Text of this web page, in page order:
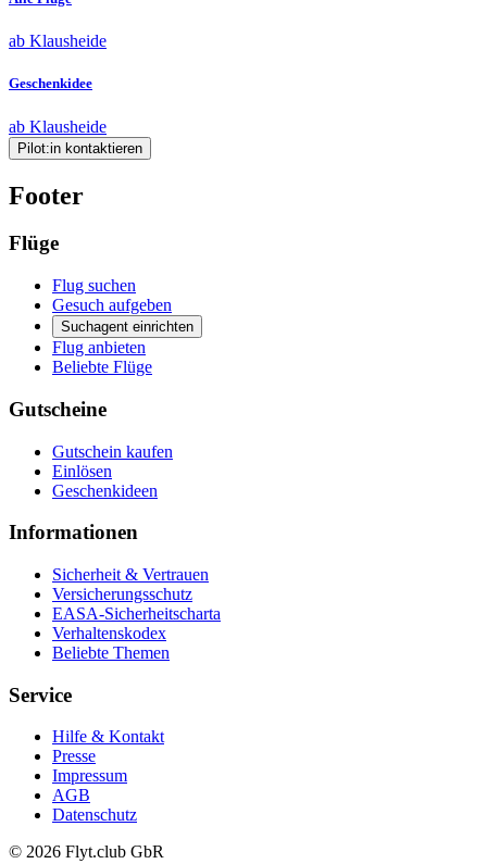
ab Klausheide
Geschenkidee
ab Klausheide
Pilot:in kontaktieren
Footer
Flüge
Flug suchen
Gesuch aufgeben
Suchagent einrichten
Flug anbieten
Beliebte Flüge
Gutscheine
Gutschein kaufen
Einlösen
Geschenkideen
Informationen
Sicherheit & Vertrauen
Versicherungsschutz
EASA-Sicherheitscharta
Verhaltenskodex
Beliebte Themen
Service
Hilfe & Kontakt
Presse
Impressum
AGB
Datenschutz
© 2026 Flyt.club GbR